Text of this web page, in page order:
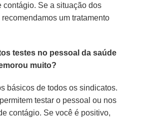
contágio. Se a situação dos
um tratamento
testes no pessoal da saúde
muito?
básicos de todos os sindicatos.
testar o pessoal ou nos
contágio. Se você é positivo,